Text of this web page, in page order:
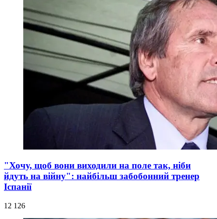
"Хочу, щоб вони виходили на поле так, ніби
йдуть на війну": найбільш забобонний тренер
Іспанії
12 126